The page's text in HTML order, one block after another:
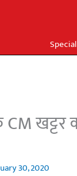
CM
30, 2020